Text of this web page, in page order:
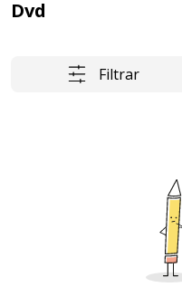
Dvd
Filtrar